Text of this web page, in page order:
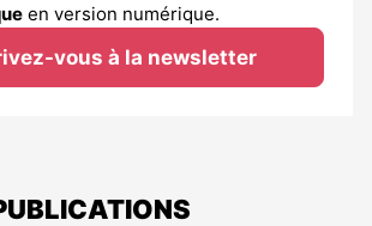
en version numérique.
vous à la newsletter